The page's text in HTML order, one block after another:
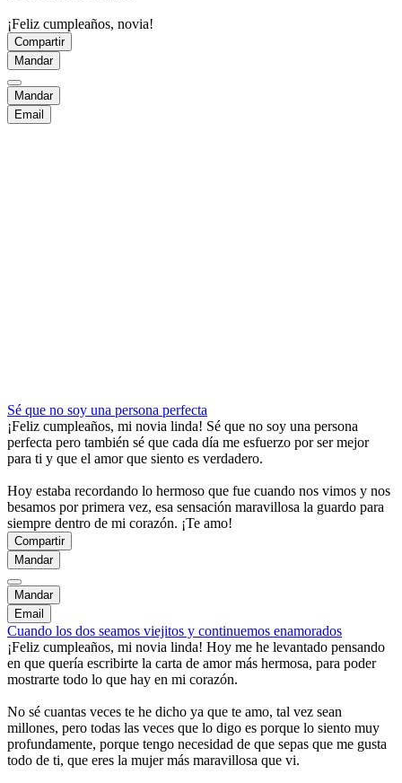
¡Feliz cumpleaños, novia!
Compartir
Mandar
Mandar
Email
Sé que no soy una persona perfecta
¡Feliz cumpleaños, mi novia linda! Sé que no soy una persona
perfecta pero también sé que cada día me esfuerzo por ser mejor
para ti y que el amor que siento es verdadero.
Hoy estaba recordando lo hermoso que fue cuando nos vimos y nos
besamos por primera vez, esa sensación maravillosa la guardo para
siempre dentro de mi corazón. ¡Te amo!
Compartir
Mandar
Mandar
Email
Cuando los dos seamos viejitos y continuemos enamorados
¡Feliz cumpleaños, mi novia linda! Hoy me he levantado pensando
en que quería escribirte la carta de amor más hermosa, para poder
mostrarte todo lo que hay en mi corazón.
No sé cuantas veces te he dicho ya que te amo, tal vez sean
millones, pero todas las veces que lo digo es porque lo siento muy
profundamente, porque tengo necesidad de que sepas que me gusta
todo de ti, que eres la mujer más maravillosa que vi.